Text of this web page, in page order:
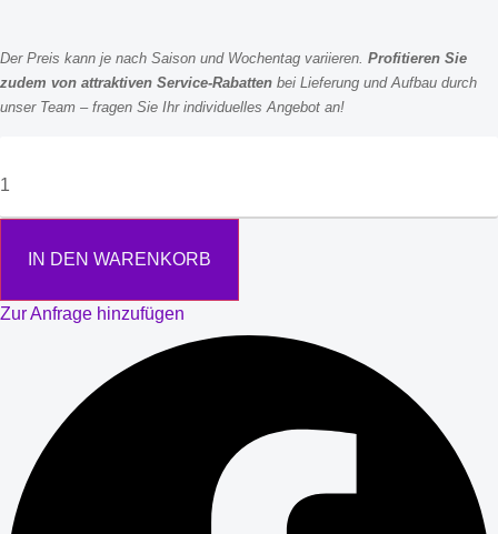
Der Preis kann je nach Saison und Wochentag variieren. Profitieren Sie
zudem von attraktiven Service-Rabatten bei Lieferung und Aufbau durch
unser Team – fragen Sie Ihr individuelles Angebot an!
IN DEN WARENKORB
Zur Anfrage hinzufügen